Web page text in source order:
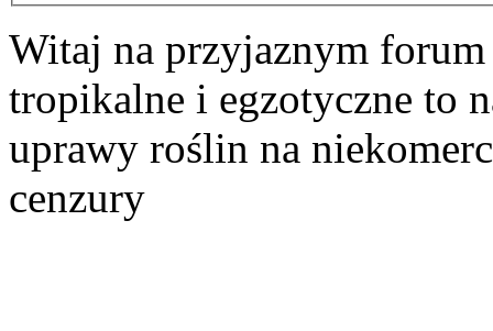
Witaj na przyjaznym
tropikalne i egzotyczne to
uprawy roślin na
cenzury